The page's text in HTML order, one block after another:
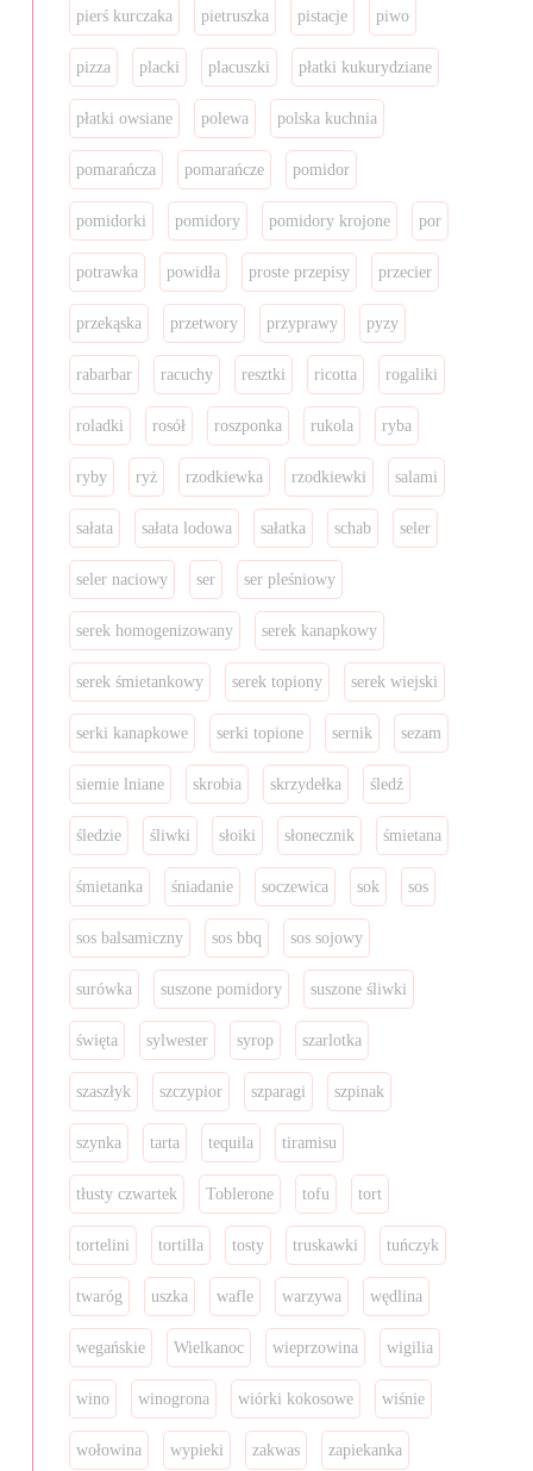
pierś kurczaka pietruszka pistacje piwo
pizza placki placuszki płatki kukurydziane
płatki owsiane polewa polska kuchnia
pomarańcza pomarańcze pomidor
pomidorki pomidory pomidory krojone por
potrawka powidła proste przepisy przecier
przekąska przetwory przyprawy pyzy
rabarbar racuchy resztki ricotta rogaliki
roladki rosół roszponka rukola ryba
ryby ryż rzodkiewka rzodkiewki salami
sałata sałata lodowa sałatka schab seler
seler naciowy ser ser pleśniowy
serek homogenizowany serek kanapkowy
serek śmietankowy serek topiony serek wiejski
serki kanapkowe serki topione sernik sezam
siemie lniane skrobia skrzydełka śledź
śledzie śliwki słoiki słonecznik śmietana
śmietanka śniadanie soczewica sok sos
sos balsamiczny sos bbq sos sojowy
surówka suszone pomidory suszone śliwki
święta sylwester syrop szarlotka
szaszłyk szczypior szparagi szpinak
szynka tarta tequila tiramisu
tłusty czwartek Toblerone tofu tort
tortelini tortilla tosty truskawki tuńczyk
twaróg uszka wafle warzywa wędlina
wegańskie Wielkanoc wieprzowina wigilia
wino winogrona wiórki kokosowe wiśnie
wołowina wypieki zakwas zapiekanka